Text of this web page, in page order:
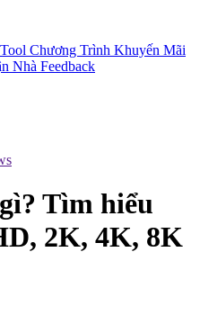
Chương Trình Khuyến Mãi
Nhà Feedback
Tìm hiểu
2K, 4K, 8K